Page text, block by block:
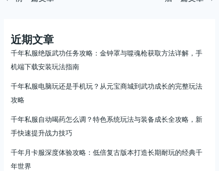
近期文章
千年私服绝版武功任务攻略：金钟罩与噬魂枪获取方法详解，手
机端下载安装玩法指南
千年私服电脑玩还是手机玩？从元宝商城到武功成长的完整玩法
攻略
千年私服自动喝药怎么调？特色系统玩法与装备成长全攻略，新
手快速提升战力技巧
千年月卡服深度体验攻略：低倍复古版本打造长期耐玩的经典千
年世界